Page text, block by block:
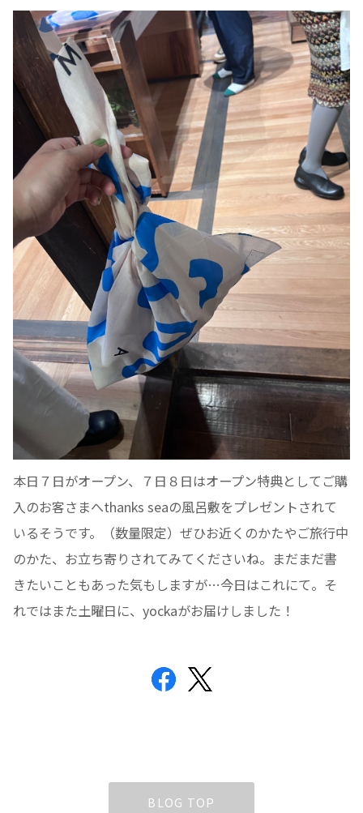
本日７日がオープン、７日８日はオープン特典としてご購
入のお客さまへthanks seaの風呂敷をプレゼントされて
いるそうです。（数量限定）ぜひお近くのかたやご旅行中
のかた、お立ち寄りされてみてくださいね。まだまだ書
きたいこともあった気もしますが…今日はこれにて。そ
れではまた土曜日に、yockaがお届けしました！
BLOG TOP